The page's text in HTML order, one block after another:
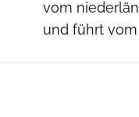
vom
und führt